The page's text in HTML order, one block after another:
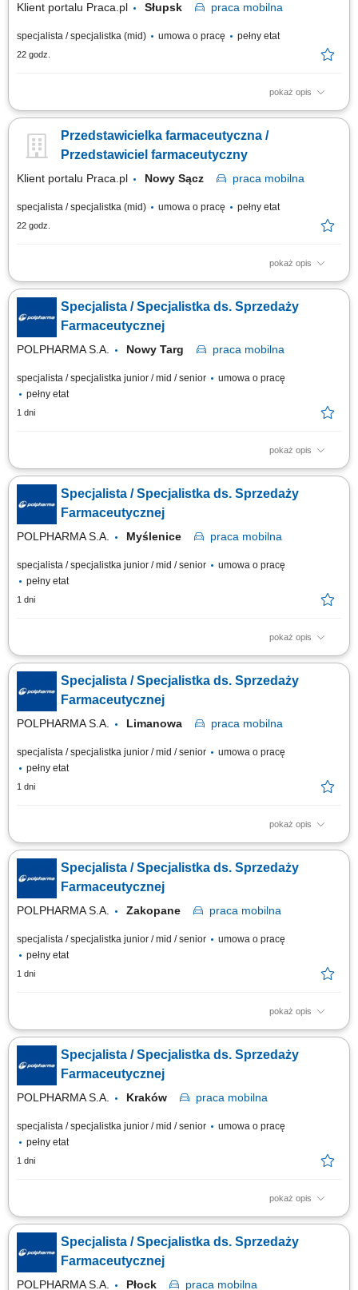
Klient portalu Praca.pl Słupsk praca mobilna
specjalista / specjalistka (mid) umowa o pracę pełny etat
22 godz.
pokaż opis
Aktywne realizowanie wyznaczonych celów handlowych w aptekach
profesjonalnego i pozytywnego wizerunku marki oraz portfolio
produktowego na podległym terenie. Nawiązywanie oraz długofalowe
Przedstawicielka farmaceutyczna /
Przedstawiciel farmaceutyczny
Klient portalu Praca.pl Nowy Sącz praca mobilna
specjalista / specjalistka (mid) umowa o pracę pełny etat
22 godz.
pokaż opis
Aktywne realizowanie wyznaczonych celów handlowych w aptekach
niezależnych oraz lokalnych sieciach farmaceutycznych. Kształtowanie
profesjonalnego i pozytywnego wizerunku marki oraz portfolio
produktowego na podległym terenie. Nawiązywanie oraz długofalowe
rozwijanie partnerskich i biznesowych...
Specjalista / Specjalistka ds. Sprzedaży
Farmaceutycznej
POLPHARMA S.A. Nowy Targ praca mobilna
specjalista / specjalistka junior / mid / senior
umowa o pracę
pełny etat
1 dni
pokaż opis
Zakres obowiązków: Promowanie produktów z portfolio firmy w
środowisku medycznym. Budowanie i utrzymywanie długofalowych relacji
z lekarzami na powierzonym terenie. Reprezentowanie organizacji
podczas spotkań branżowych, konferencji i wydarzeń naukowych.
Realizacja założonych celów...
Specjalista / Specjalistka ds. Sprzedaży
Farmaceutycznej
POLPHARMA S.A. Myślenice praca mobilna
specjalista / specjalistka junior / mid / senior
umowa o pracę
pełny etat
1 dni
pokaż opis
Zakres obowiązków: Promowanie produktów z portfolio firmy w
środowisku medycznym. Budowanie i utrzymywanie długofalowych relacji
z lekarzami na powierzonym terenie. Reprezentowanie organizacji
podczas spotkań branżowych, konferencji i wydarzeń naukowych.
Realizacja założonych celów...
Specjalista / Specjalistka ds. Sprzedaży
Farmaceutycznej
POLPHARMA S.A. Limanowa praca mobilna
specjalista / specjalistka junior / mid / senior
umowa o pracę
pełny etat
1 dni
pokaż opis
Zakres obowiązków: Promowanie produktów z portfolio firmy w
środowisku medycznym. Budowanie i utrzymywanie długofalowych relacji
z lekarzami na powierzonym terenie. Reprezentowanie organizacji
podczas spotkań branżowych, konferencji i wydarzeń naukowych.
Realizacja założonych celów...
Specjalista / Specjalistka ds. Sprzedaży
Farmaceutycznej
POLPHARMA S.A. Zakopane praca mobilna
specjalista / specjalistka junior / mid / senior
umowa o pracę
pełny etat
1 dni
pokaż opis
Zakres obowiązków: Promowanie produktów z portfolio firmy w
środowisku medycznym. Budowanie i utrzymywanie długofalowych relacji
z lekarzami na powierzonym terenie. Reprezentowanie organizacji
podczas spotkań branżowych, konferencji i wydarzeń naukowych.
Realizacja założonych celów...
Specjalista / Specjalistka ds. Sprzedaży
Farmaceutycznej
POLPHARMA S.A. Kraków praca mobilna
specjalista / specjalistka junior / mid / senior
umowa o pracę
pełny etat
1 dni
pokaż opis
Zakres obowiązków: Promowanie produktów z portfolio firmy w
środowisku medycznym. Budowanie i utrzymywanie długofalowych relacji
z lekarzami na powierzonym terenie. Reprezentowanie organizacji
podczas spotkań branżowych, konferencji i wydarzeń naukowych.
Realizacja założonych celów...
Specjalista / Specjalistka ds. Sprzedaży
Farmaceutycznej
POLPHARMA S.A. Płock praca mobilna